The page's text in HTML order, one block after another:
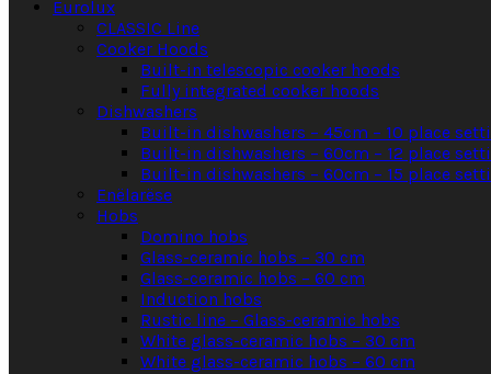
Eurolux
CLASSIC Line
Cooker Hoods
Built-in telescopic cooker hoods
Fully integrated cooker hoods
Dishwashers
Built-in dishwashers – 45cm – 10 place
Built-in dishwashers – 60cm – 12 place
Built-in dishwashers – 60cm – 15 place
Enëlarëse
Hobs
Domino hobs
Glass-ceramic hobs – 30 cm
Glass-ceramic hobs – 60 cm
Induction hobs
Rustic line – Glass-ceramic hobs
White glass-ceramic hobs – 30 cm
White glass-ceramic hobs – 60 cm